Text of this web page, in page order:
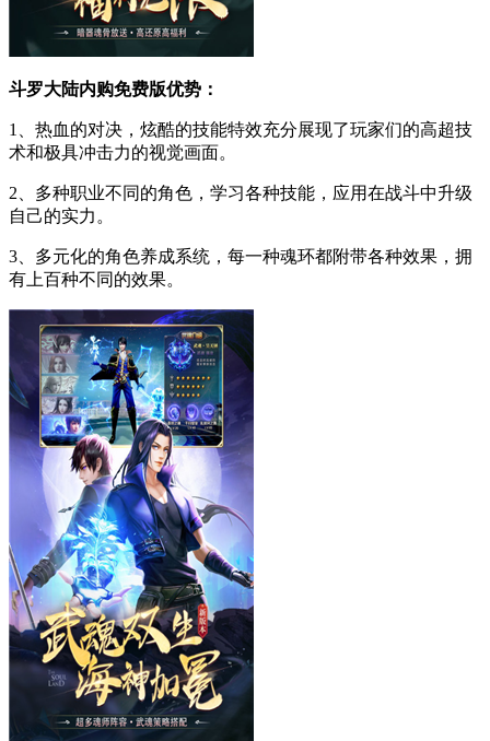
斗罗大陆内购免费版优势：
1、热血的对决，炫酷的技能特效充分展现了玩家们的高超技
术和极具冲击力的视觉画面。
2、多种职业不同的角色，学习各种技能，应用在战斗中升级
自己的实力。
3、多元化的角色养成系统，每一种魂环都附带各种效果，拥
有上百种不同的效果。